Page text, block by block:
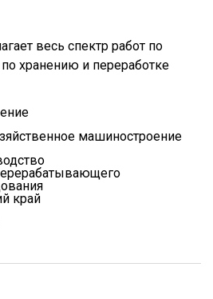
весь спектр работ по
хранению и переработке
машиностроение
край